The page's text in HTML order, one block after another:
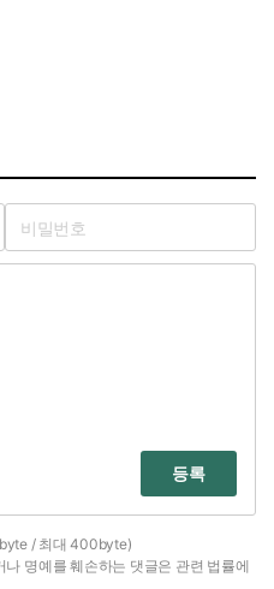
등록
byte / 최대 400byte)
명예를 훼손하는 댓글은 관련 법률에